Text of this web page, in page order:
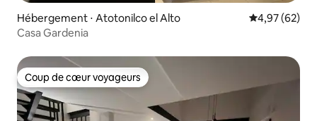
Hébergement ⋅ Atotonilco el Alto Évaluation
4,97 (62)
Casa Gardenia
Coup de cœur voyageurs
Coup de cœur voyageurs